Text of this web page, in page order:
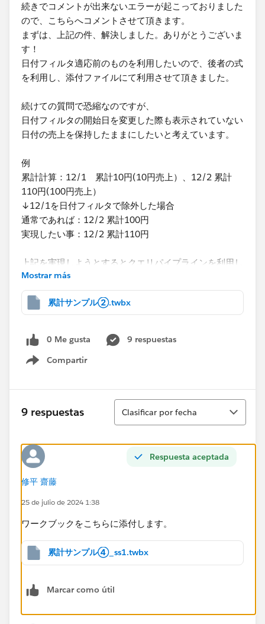
続きでコメントが出来ないエラーが起こっておりました
ので、こちらへコメントさせて頂きます。
まずは、上記の件、解決しました。ありがとうございま
す！
日付フィルタ適応前のものを利用したいので、後者の式
を利用し、添付ファイルにて利用させて頂きました。
続けての質問で恐縮なのですが、
日付フィルタの開始日を変更した際も表示されていない
日付の売上を保持したままにしたいと考えています。
例
累計計算：12/1 累計10円(10円売上）、12/2 累計
110円(100円売上）
↓12/1を日付フィルタで除外した場合
通常であれば：12/2 累計100円
実現したい事：12/2 累計110円
上記を実現しようとするとクエリパイプラインを利用し
て、日付フィルタを表計算フィルタに設定する必要があ
りますが、表計算フィルタにするとフィルタが日付のス
ライドバー形式に設定出来ず困っています。
致します。
Mostrar más
累計サンプル②.twbx
0 Me gusta
9 respuestas
Compartir
Show menu
9 respuestas
Ordenar
Clasificar por fecha
Respuesta aceptada
修平 齋藤
25 de julio de 2024 1:38
ワークブックをこちらに添付します。
累計サンプル④_ss1.twbx
Marcar como útil